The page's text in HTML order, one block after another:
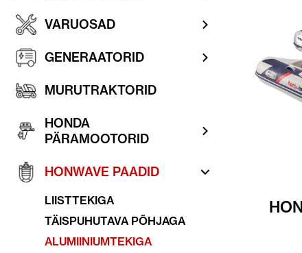
VARUOSAD
GENERAATORID
MURUTRAKTORID
HONDA
PÄRAMOOTORID
HONWAVE PAADID
LIISTTEKIGA
TÄISPUHUTAVA PÕHJAGA
ALUMIINIUMTEKIGA